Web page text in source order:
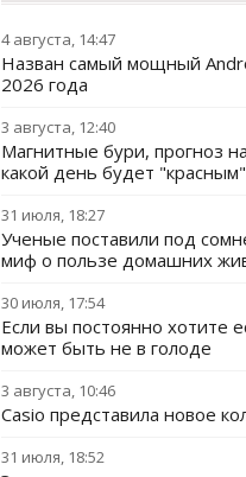
4 августа, 14:47
Назван самый мощный
2026 года
3 августа, 12:40
Магнитные бури, прогноз
какой день будет "красным"
31 июля, 18:27
Ученые поставили под
миф о пользе домашних
30 июля, 17:54
Если вы постоянно хотите
может быть не в голоде
3 августа, 10:46
Casio представила новое
31 июля, 18:52